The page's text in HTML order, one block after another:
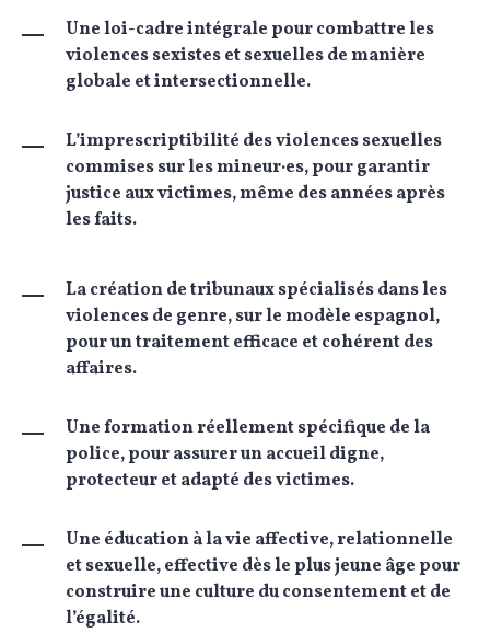
Une loi-cadre intégrale pour combattre les
violences sexistes et sexuelles de manière
globale et intersectionnelle.
L’imprescriptibilité des violences sexuelles
commises sur les mineur·es, pour garantir
justice aux victimes, même des années après
les faits.
La création de tribunaux spécialisés dans les
violences de genre, sur le modèle espagnol,
pour un traitement efficace et cohérent des
affaires.
Une formation réellement spécifique de la
police, pour assurer un accueil digne,
protecteur et adapté des victimes.
Une éducation à la vie affective, relationnelle
et sexuelle, effective dès le plus jeune âge pour
construire une culture du consentement et de
l’égalité.